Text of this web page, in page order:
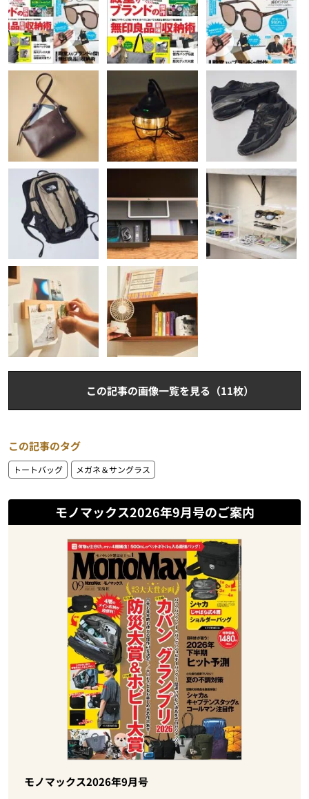
この記事の画像一覧を見る（11枚）
この記事のタグ
トートバッグ メガネ＆サングラス
モノマックス2026年9月号のご案内
モノマックス2026年9月号